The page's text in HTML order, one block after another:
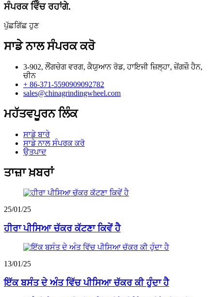
ਸੰਪਰਕ ਵਿੱਚ ਰਹਾਂਗੇ.
ਪੁੱਛਗਿੱਛ ਹੁਣ
ਸਾਡੇ ਨਾਲ ਸੰਪਰਕ ਕਰੋ
3-902, ਲੌਂਗਚੇਗ ਵਰਗ, ਕੈਯੁਆਨ ਰੋਡ, ਹਾਇਜੀ ਜ਼ਿਲ੍ਹਾ, ਜ਼ੇਂਗਜ਼ੌ ਹੈਨ,
ਚੀਨ
+ 86-371-5590909092782
sales@chinagrindingwheel.com
ਮਹੱਤਵਪੂਰਨ ਲਿੰਕ
ਸਾਡੇ ਬਾਰੇ
ਸਾਡੇ ਨਾਲ ਸੰਪਰਕ ਕਰੋ
ਉਤਪਾਦ
ਤਾਜ਼ਾ ਖ਼ਬਰਾਂ
25/01/25
ਹੀਰਾ ਪੀਸਿਆ ਚੱਕਰ ਕੱਟਣਾ ਕਿਵੇਂ ਹੈ
13/01/25
ਇੱਕ ਬਸੰਤ ਦੇ ਅੰਤ ਵਿੱਚ ਪੀਸਿਆ ਚੱਕਰ ਕੀ ਹੁੰਦਾ ਹੈ